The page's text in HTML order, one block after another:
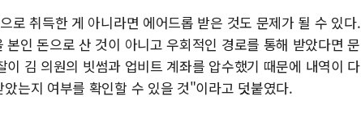
로 취득한 게 아니라면 에어드롭 받은 것도 문제가 될 수 있다.
인 돈으로 산 것이 아니고 우회적인 경로를 통해 받았다면 문
김 의원의 빗썸과 업비트 계좌를 압수했기 때문에 내역이 다
는지 여부를 확인할 수 있을 것"이라고 덧붙였다.